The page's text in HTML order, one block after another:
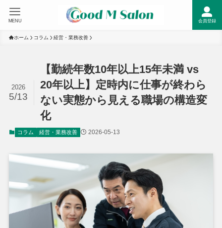
会員登録
MENU
ホーム コラム 経営・業務改善
【勤続年数10年以上15年未満 vs
20年以上】定時内に仕事が終わら
ない実態から見える職場の構造変
化
2026
5/13
コラム 経営・業務改善 2026-05-13